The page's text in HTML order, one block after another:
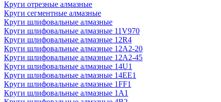
Круги отрезные алмазные
Круги сегментные алмазные
Круги шлифовальные алмазные
Круги шлифовальные алмазные 11V970
Круги шлифовальные алмазные 12R4
Круги шлифовальные алмазные 12А2-20
Круги шлифовальные алмазные 12А2-45
Круги шлифовальные алмазные 14U1
Круги шлифовальные алмазные 14ЕЕ1
Круги шлифовальные алмазные 1FF1
Круги шлифовальные алмазные 1А1